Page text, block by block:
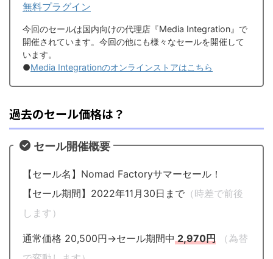
無料プラグイン
今回のセールは国内向けの代理店『Media Integration』で
開催されています。今回の他にも様々なセールを開催して
います。
●Media Integrationのオンラインストアはこちら
過去のセール価格は？
セール開催概要
【セール名】Nomad Factoryサマーセール！
【セール期間】2022年11月30日まで （時差で前後
します）
通常価格 20,500円→セール期間中2,970円
（為替